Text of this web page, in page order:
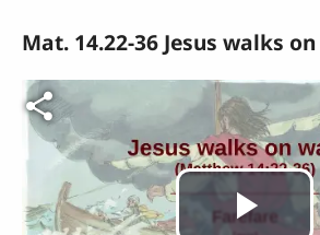
Mat. 14.22-36 Jesus walks
Fichier vidéo